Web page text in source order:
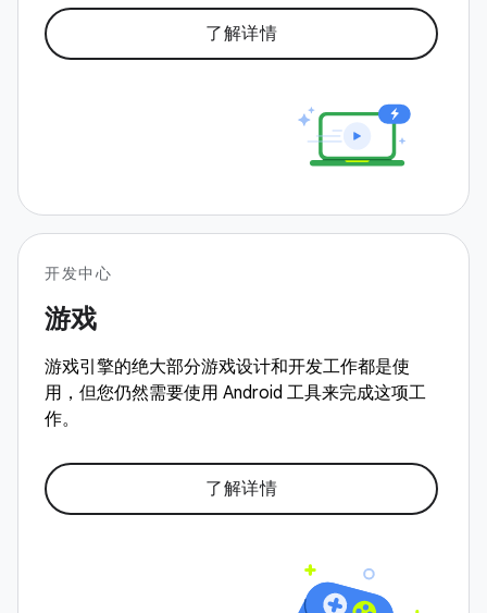
了解详情
开发中心
游戏
游戏引擎的绝大部分游戏设计和开发工作都是使
用，但您仍然需要使用 Android 工具来完成这项工
作。
了解详情